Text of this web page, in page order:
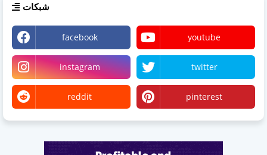
شبكات
facebook youtube
instagram twitter
reddit pinterest